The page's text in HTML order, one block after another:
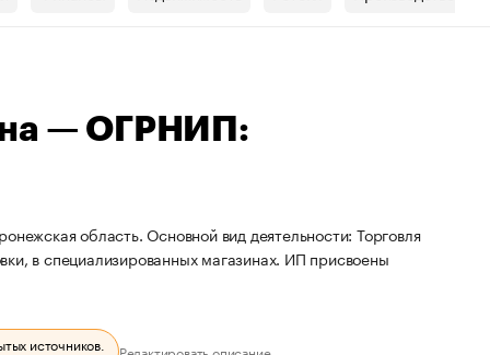
— ОГРНИП:
область. Основной вид деятельности: Торговля
в специализированных магазинах. ИП присвоены
источников.